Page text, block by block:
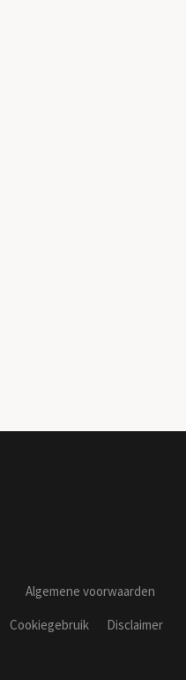
Algemene voorwaarden
Cookiegebruik
Disclaimer